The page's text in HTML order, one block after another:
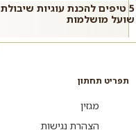
5 טיפים להכנת עוגיות שיבולת
שועל מושלמות
תפריט תחתון
מגזין
הצהרת נגישות